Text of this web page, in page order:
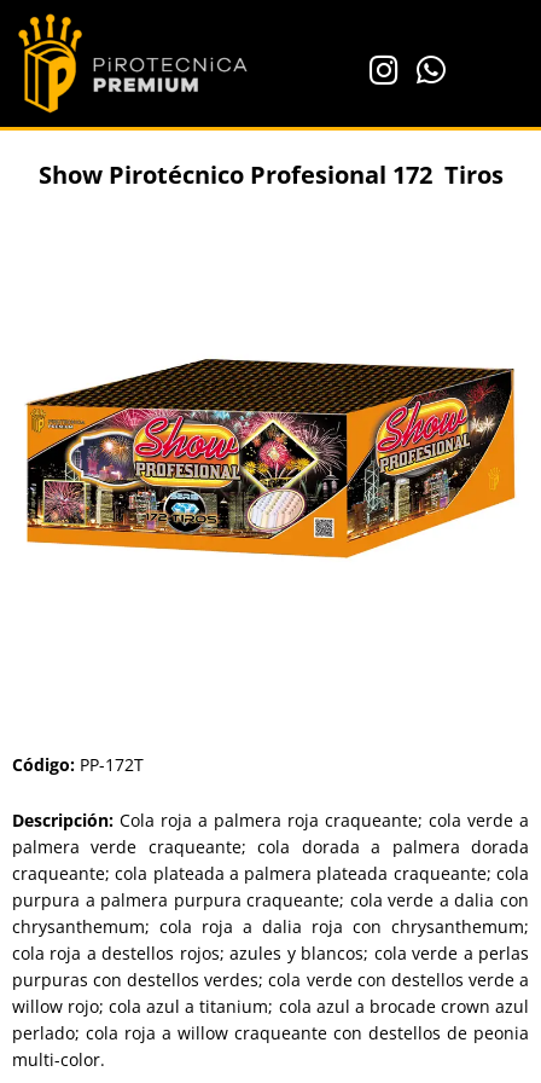
Show Pirotécnico Profesional 172 Tiros
Código: PP-172T
Descripción: Cola roja a palmera roja craqueante; cola verde a
palmera verde craqueante; cola dorada a palmera dorada
craqueante; cola plateada a palmera plateada craqueante; cola
purpura a palmera purpura craqueante; cola verde a dalia con
chrysanthemum; cola roja a dalia roja con chrysanthemum;
cola roja a destellos rojos; azules y blancos; cola verde a perlas
purpuras con destellos verdes; cola verde con destellos verde a
willow rojo; cola azul a titanium; cola azul a brocade crown azul
perlado; cola roja a willow craqueante con destellos de peonia
multi-color.